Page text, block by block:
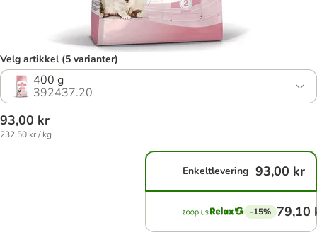
Velg artikkel (5 varianter)
400 g
392437.20
93,00 kr
232,50 kr / kg
Enkeltlevering 93,00 kr
-15% 79,10